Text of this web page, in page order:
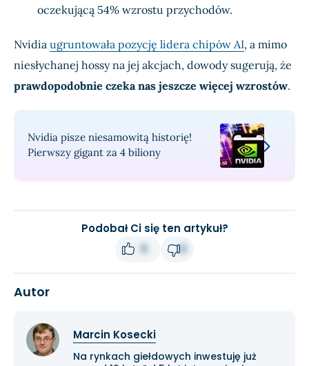
oczekującą 54% wzrostu przychodów.
Nvidia ugruntowała pozycję lidera chipów AI, a mimo
niesłychanej hossy na jej akcjach, dowody sugerują, że
prawdopodobnie czeka nas jeszcze więcej wzrostów.
Nvidia pisze niesamowitą historię!
Pierwszy gigant za 4 biliony
Podobał Ci się ten artykuł?
Autor
Marcin Kosecki
Na rynkach giełdowych inwestuję już